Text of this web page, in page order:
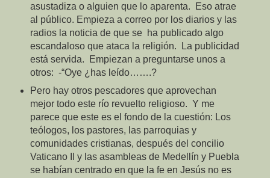
asustadiza o alguien que lo aparenta. Eso atrae
al público. Empieza a correo por los diarios y las
radios la noticia de que se ha publicado algo
escandaloso que ataca la religión. La publicidad
está servida. Empiezan a preguntarse unos a
otros: -“Oye ¿has leído…….?
Pero hay otros pescadores que aprovechan
mejor todo este río revuelto religioso. Y me
parece que este es el fondo de la cuestión: Los
teólogos, los pastores, las parroquias y
comunidades cristianas, después del concilio
Vaticano II y las asambleas de Medellín y Puebla
se habían centrado en que la fe en Jesús no es